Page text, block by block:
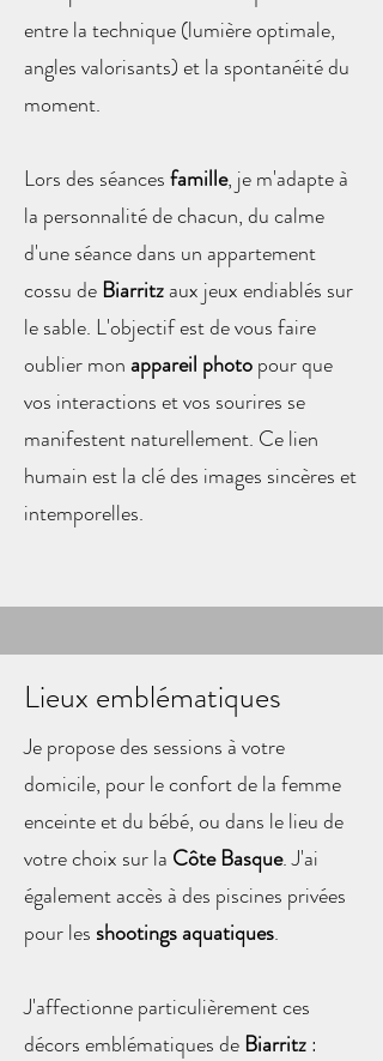
entre la technique (lumière optimale,
angles valorisants) et la spontanéité du
moment.
Lors des séancesfamille, je m'adapte à
la personnalité de chacun, du calme
d'une séance dans un appartement
cossu de Biarritzaux jeux endiablés sur
le sable. L'objectif est de vous faire
oublier monappareil photopour que
vos interactions et vos sourires se
manifestent naturellement. Ce lien
humain est la clé des images sincères et
intemporelles.
Lieux emblématiques
Je propose des sessions à votre
domicile, pour le confort de la femme
enceinte et du bébé, ou dans le lieu de
votre choix sur la Côte Basque. J'ai
également accès à des piscines privées
pour les shootings aquatiques.
J'affectionne particulièrement ces
décors emblématiques de Biarritz: